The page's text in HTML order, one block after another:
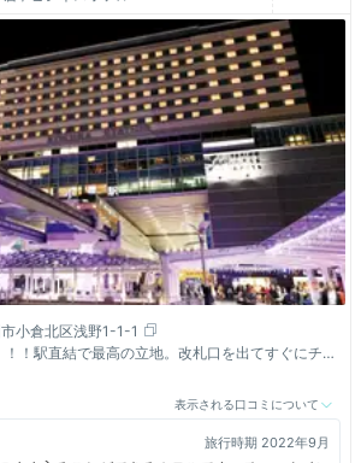
小倉北区浅野1-1-1
！駅直結で最高の立地。改札口を出てすぐにチ
表示される口コミについて
旅行時期 2022年9月